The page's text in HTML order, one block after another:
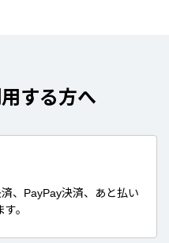
する方へ
、PayPay決済、あと払い
。